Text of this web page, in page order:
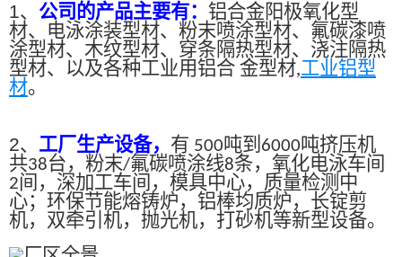
1、 公司的产品主要有： 铝合金阳极氧化型
材、电泳涂装型材、粉末喷涂型材、氟碳漆喷
涂型材、木纹型材、穿条隔热型材、浇注隔热
型材、以及各种工业用铝合 金型材,工业铝型
材。
2、 工厂生产设备， 有 500吨到 6000吨挤压机
共38台，粉末/氟碳喷涂线8条，氧化电泳车间
2间，深加工车间，模具中心，质量检测中
心；环保节能熔铸炉，铝棒均质炉，长锭剪
机，双牵引机，抛光机，打砂机等新型设备。